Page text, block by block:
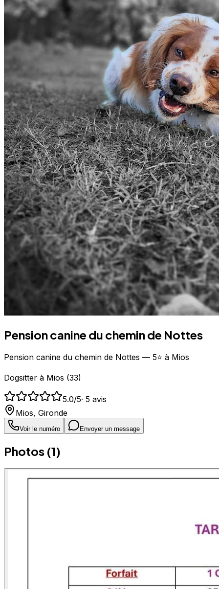
Pension canine du chemin de Nottes
Pension canine du chemin de Nottes — 5⭐ à Mios
Dogsitter à Mios (33)
5.0/5· 5 avis
Mios, Gironde
Voir le numéro Envoyer un message
Photos (1)